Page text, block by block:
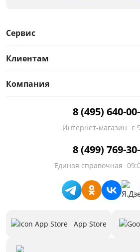
Сервис
Клиентам
Компания
8 (495) 640-
Интернет-магазин с
8 (499) 769-
Единая справочная
App Store